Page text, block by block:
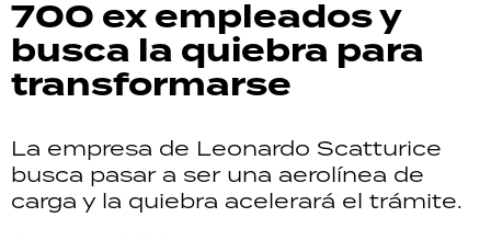
700 ex empleados y
busca la quiebra para
transformarse
La empresa de Leonardo Scatturice
busca pasar a ser una aerolínea de
carga y la quiebra acelerará el trámite.